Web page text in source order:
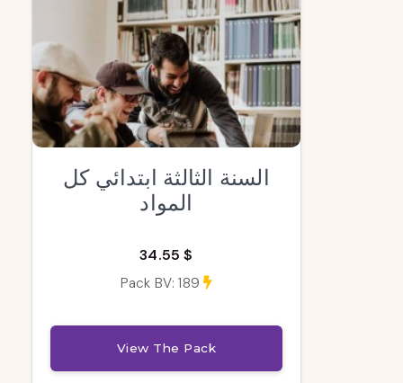
السنة الثالثة ابتدائي كل
المواد
34.55 $
Pack BV: 189
View The Pack